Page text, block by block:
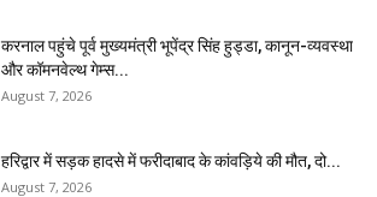
करनाल पहुंचे पूर्व मुख्यमंत्री भूपेंद्र सिंह हुड्डा, कानून-व्यवस्था
और कॉमनवेल्थ गेम्स...
August 7, 2026
हरिद्वार में सड़क हादसे में फरीदाबाद के कांवड़िये की मौत, दो...
August 7, 2026